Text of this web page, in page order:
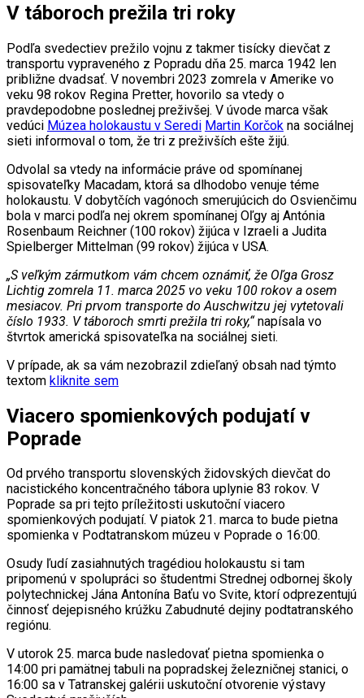
V táboroch prežila tri roky
Podľa svedectiev prežilo vojnu z takmer tisícky dievčat z
transportu vypraveného z Popradu dňa 25. marca 1942 len
približne dvadsať. V novembri 2023 zomrela v Amerike vo
veku 98 rokov Regina Pretter, hovorilo sa vtedy o
pravdepodobne poslednej preživšej. V úvode marca však
vedúci Múzea holokaustu v Seredi Martin Korčok na sociálnej
sieti informoval o tom, že tri z preživších ešte žijú.
Odvolal sa vtedy na informácie práve od spomínanej
spisovateľky Macadam, ktorá sa dlhodobo venuje téme
holokaustu. V dobytčích vagónoch smerujúcich do Osvienčimu
bola v marci podľa nej okrem spomínanej Oľgy aj Antónia
Rosenbaum Reichner (100 rokov) žijúca v Izraeli a Judita
Spielberger Mittelman (99 rokov) žijúca v USA.
„S veľkým zármutkom vám chcem oznámiť, že Oľga Grosz
Lichtig zomrela 11. marca 2025 vo veku 100 rokov a osem
mesiacov. Pri prvom transporte do Auschwitzu jej vytetovali
číslo 1933. V táboroch smrti prežila tri roky,“napísala vo
štvrtok americká spisovateľka na sociálnej sieti.
V prípade, ak sa vám nezobrazil zdieľaný obsah nad týmto
textom kliknite sem
Viacero spomienkových podujatí v
Poprade
Od prvého transportu slovenských židovských dievčat do
nacistického koncentračného tábora uplynie 83 rokov. V
Poprade sa pri tejto príležitosti uskutoční viacero
spomienkových podujatí. V piatok 21. marca to bude pietna
spomienka v Podtatranskom múzeu v Poprade o 16:00.
Osudy ľudí zasiahnutých tragédiou holokaustu si tam
pripomenú v spolupráci so študentmi Strednej odbornej školy
polytechnickej Jána Antonína Baťu vo Svite, ktorí odprezentujú
činnosť dejepisného krúžku Zabudnuté dejiny podtatranského
regiónu.
V utorok 25. marca bude nasledovať pietna spomienka o
14:00 pri pamätnej tabuli na popradskej železničnej stanici, o
16:00 sa v Tatranskej galérii uskutoční otvorenie výstavy